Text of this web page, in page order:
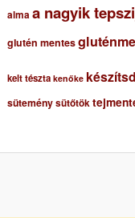
almaa nagyik
glutén mentes
kelt tészta kenőke
süteménysütőtök